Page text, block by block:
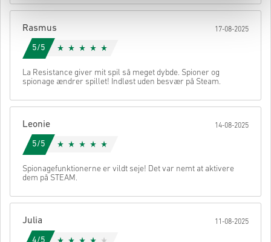
Når det er gjort, modtager du en e-mail med et sikkert link til at få
Rasmus 17-08-2025
5/5
La Resistance giver mit spil så meget dybde. Spioner og
spionage ændrer spillet! Indløst uden besvær på Steam.
Leonie 14-08-2025
5/5
Spionagefunktionerne er vildt seje! Det var nemt at aktivere
dem på STEAM.
Julia 11-08-2025